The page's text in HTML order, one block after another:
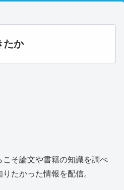
たか
そ論文や書籍の知識を調べ
たかった情報を配信。